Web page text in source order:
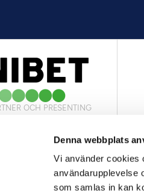
Denna webbplats
Vi använder cookies
användarupplevelse
som samlas in kan
OCH PRESENTING